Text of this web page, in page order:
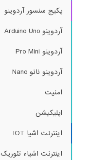
پکیج سنسور آردوینو
آردوینو Arduino Uno
آردوینو Pro Mini
آردوینو نانو Nano
امنیت
اپلیکیشن
اینترنت اشیا IOT
اینترنت اشیاء تئوریک